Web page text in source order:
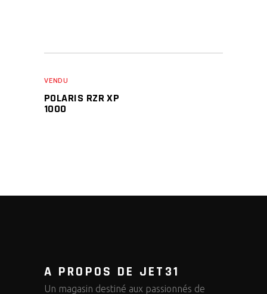
VENDU
POLARIS RZR XP
1000
A PROPOS DE JET31
Un magasin destiné aux passionnés de